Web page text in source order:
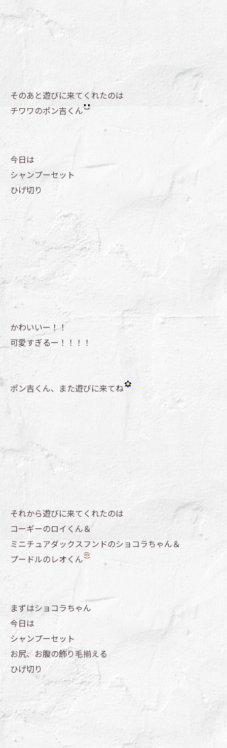
そのあと遊びに来てくれたのは
チワワのポン吉くん
今日は
シャンプーセット
ひげ切り
かわいいー！！
可愛すぎるー！！！！
ポン吉くん、また遊びに来てね
それから遊びに来てくれたのは
コーギーのロイくん＆
ミニチュアダックスフンドのショコラちゃん＆
プードルのレオくん
まずはショコラちゃん
今日は
シャンプーセット
お尻、お腹の飾り毛揃える
ひげ切り